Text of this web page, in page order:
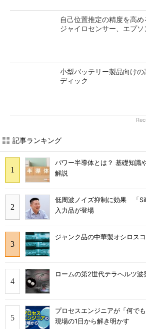
自己位置推定の精度を高
ジャイロセンサー、エプソ
小型バッテリー製品向け
ディック
記事ランキング
パワー半導体とは？ 基礎知識
解説
低周波ノイズ抑制に効果 「
入力品が登場
ジャンク品の中華製オシロス
ロームの第2世代テラヘルツ
プロセスエンジニアが「何で
現場の1日から解き明かす